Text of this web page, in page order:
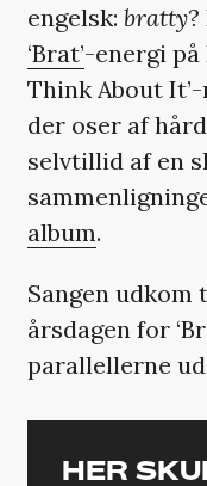
engelsk: bratty?
‘Brat’-energi på
Think About
der oser af
selvtillid af en
album.
Sangen udkom
årsdagen for
parallellerne
HER